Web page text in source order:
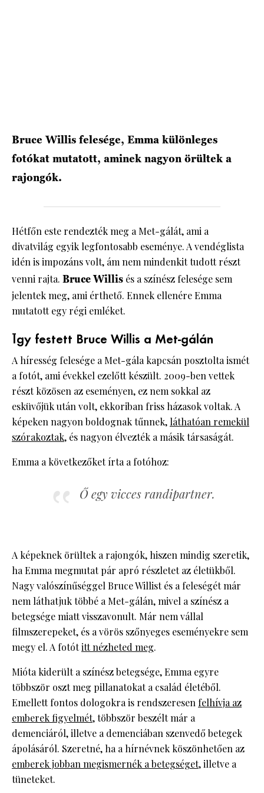
Bruce Willis felesége, Emma különleges
fotókat mutatott, aminek nagyon örültek a
rajongók.
Hétfőn este rendezték meg a Met-gálát, ami a
divatvilág egyik legfontosabb eseménye. A vendéglista
idén is impozáns volt, ám nem mindenkit tudott részt
venni rajta. Bruce Willis és a színész felesége sem
jelentek meg, ami érthető. Ennek ellenére Emma
mutatott egy régi emléket.
Így festett Bruce Willis a Met-gálán
A híresség felesége a Met-gála kapcsán posztolta ismét
a fotót, ami évekkel ezelőtt készült. 2009-ben vettek
részt közösen az eseményen, ez nem sokkal az
esküvőjük után volt, ekkoriban friss házasok voltak. A
képeken nagyon boldognak tűnnek, láthatóan remekül
szórakoztak, és nagyon élvezték a másik társaságát.
Emma a következőket írta a fotóhoz:
Ő egy vicces randipartner.
A képeknek örültek a rajongók, hiszen mindig szeretik,
ha Emma megmutat pár apró részletet az életükből.
Nagy valószínűséggel Bruce Willist és a feleségét már
nem láthatjuk többé a Met-gálán, mivel a színész a
betegsége miatt visszavonult. Már nem vállal
filmszerepeket, és a vörös szőnyeges eseményekre sem
megy el. A fotótitt nézheted meg.
Mióta kiderült a színész betegsége, Emma egyre
többször oszt meg pillanatokat a család életéből.
Emellett fontos dologokra is rendszeresen felhívja az
emberek figyelmét, többször beszélt már a
demenciáról, illetve a demenciában szenvedő betegek
ápolásáról. Szeretné, ha a hírnévnek köszönhetően az
emberek jobban megismernék a betegséget, illetve a
tüneteket.